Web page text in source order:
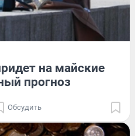
на майские
прогноз
Обсудить